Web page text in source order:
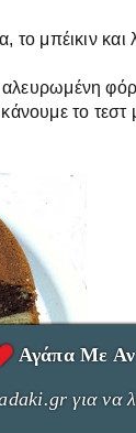
μπέικιν και
το τεστ
Αγάπα Με Αν
για να